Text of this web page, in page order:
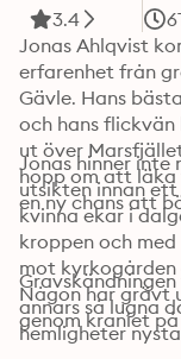
3.4
Jonas Ahlqvist
erfarenhet från
Gävle. Hans
och hans
ut över
hopp om att läka
en ny chans att
Jonas hinner inte
utsikten innan
kvinna ekar i
kroppen och
mot kyrkogården
Någon har grävt
genom kraniet
annars så lugna
hemligheter